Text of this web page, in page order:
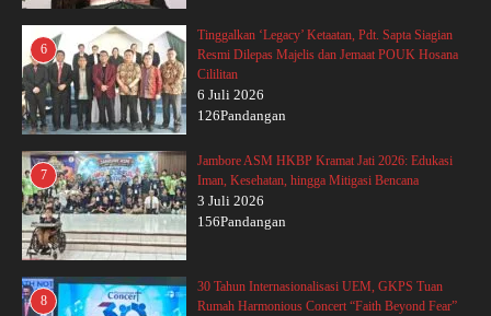
6
Tinggalkan ‘Legacy’ Ketaatan, Pdt. Sapta Siagian
Resmi Dilepas Majelis dan Jemaat POUK Hosana
Cililitan
6 Juli 2026
126Pandangan
7
Jambore ASM HKBP Kramat Jati 2026: Edukasi
Iman, Kesehatan, hingga Mitigasi Bencana
3 Juli 2026
156Pandangan
8
30 Tahun Internasionalisasi UEM, GKPS Tuan
Rumah Harmonious Concert “Faith Beyond Fear”